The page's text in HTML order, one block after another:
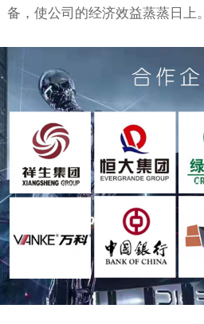
备，使公司的经济效益蒸蒸日上。